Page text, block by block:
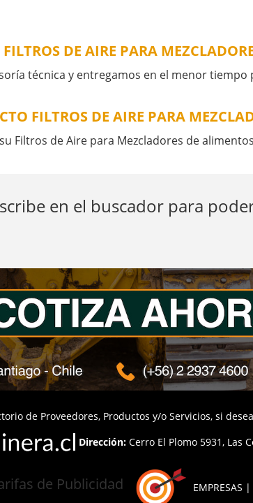
DE AIRE PARA
técnica y entregamos en el menor tiempo
FILTROS DE AIRE PARA
Filtros de Aire para Mezcladores de
en el buscador para
de Proveedores, Productos y/o Servicios, si
Dirección:Cerro El Plomo 5931, Las
de Publicidad EMPRESAS